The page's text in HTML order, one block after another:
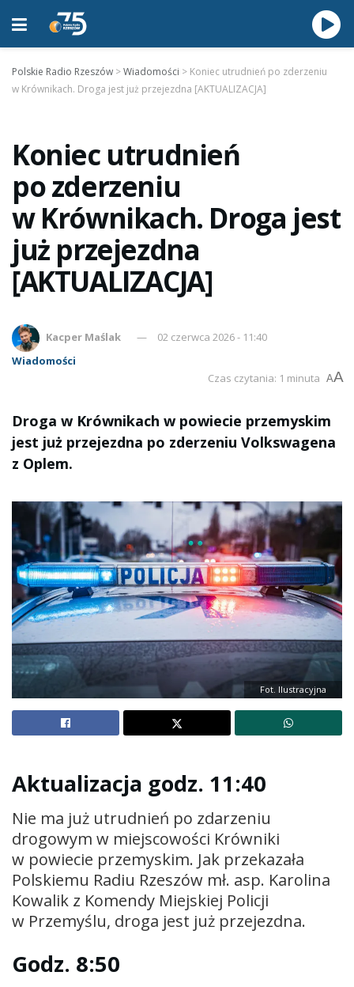
Polskie Radio Rzeszów >Wiadomości > Koniec utrudnień po zderzeniu
w Krównikach. Droga jest już przejezdna [AKTUALIZACJA]
Koniec utrudnień
po zderzeniu
w Krównikach. Droga jest
już przejezdna
[AKTUALIZACJA]
Kacper Maślak
02 czerwca 2026 - 11:40
Wiadomości
Czas czytania: 1 minuta AA
Droga w Krównikach w powiecie przemyskim
jest już przejezdna po zderzeniu Volkswagena
z Oplem.
Fot. Ilustracyjna
Aktualizacja godz. 11:40
Nie ma już utrudnień po zdarzeniu
drogowym w miejscowości Krówniki
w powiecie przemyskim. Jak przekazała
Polskiemu Radiu Rzeszów mł. asp. Karolina
Kowalik z Komendy Miejskiej Policji
w Przemyślu, droga jest już przejezdna.
Godz. 8:50